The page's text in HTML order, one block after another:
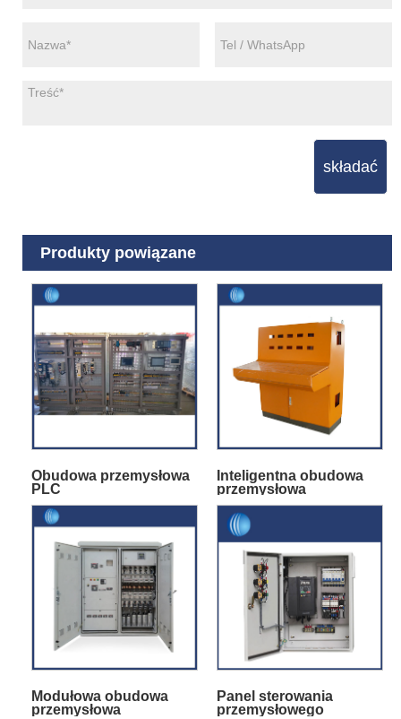
składać
Produkty powiązane
Obudowa przemysłowa
PLC
Inteligentna obudowa
przemysłowa
Modułowa obudowa
przemysłowa
Panel sterowania
przemysłowego